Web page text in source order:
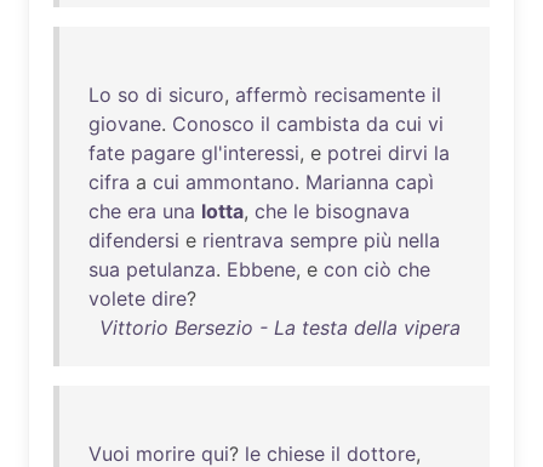
Lo so di sicuro, affermò recisamente il
giovane. Conosco il cambista da cui vi
fate pagare gl'interessi, e potrei dirvi la
cifra a cui ammontano. Marianna capì
che era una lotta, che le bisognava
difendersi e rientrava sempre più nella
sua petulanza. Ebbene, e con ciò che
volete dire?
Vittorio Bersezio - La testa della vipera
Vuoi morire qui? le chiese il dottore,